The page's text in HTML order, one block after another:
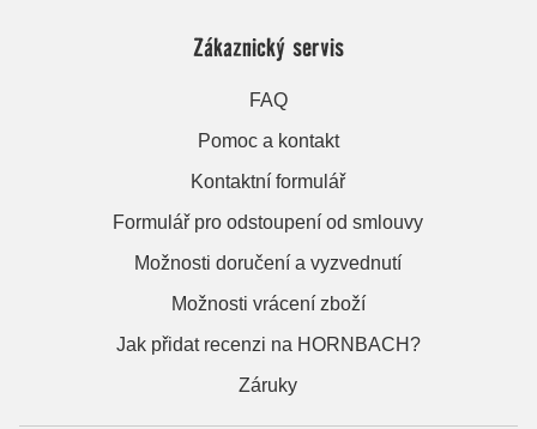
Zákaznický servis
FAQ
Pomoc a kontakt
Kontaktní formulář
Formulář pro odstoupení od smlouvy
Možnosti doručení a vyzvednutí
Možnosti vrácení zboží
Jak přidat recenzi na HORNBACH?
Záruky